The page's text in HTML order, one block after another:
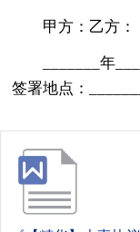
甲方：乙方：
_______年
签署地点：